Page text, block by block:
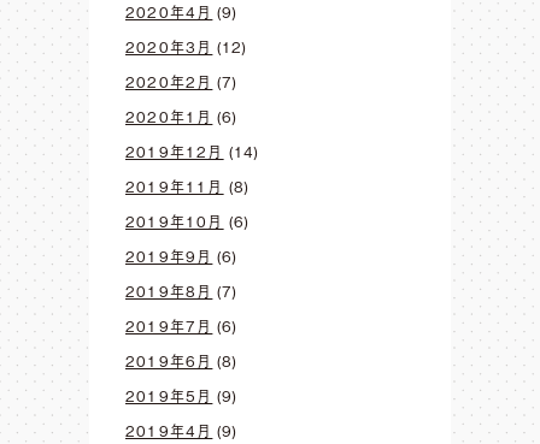
2020年4月 (9)
2020年3月 (12)
2020年2月 (7)
2020年1月 (6)
2019年12月 (14)
2019年11月 (8)
2019年10月 (6)
2019年9月 (6)
2019年8月 (7)
2019年7月 (6)
2019年6月 (8)
2019年5月 (9)
2019年4月 (9)